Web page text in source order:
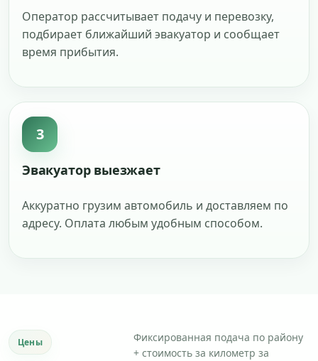
Оператор рассчитывает подачу и перевозку,
подбирает ближайший эвакуатор и сообщает
время прибытия.
3
Эвакуатор выезжает
Аккуратно грузим автомобиль и доставляем по
адресу. Оплата любым удобным способом.
Цены
Фиксированная подача по району
+ стоимость за километр за